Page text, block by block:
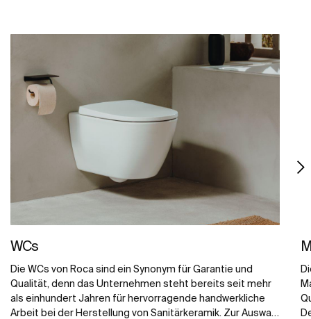
WCs
Die WCs von Roca sind ein Synonym für Garantie und
Qualität, denn das Unternehmen steht bereits seit mehr
als einhundert Jahren für hervorragende handwerkliche
Arbeit bei der Herstellung von Sanitärkeramik. Zur Auswahl